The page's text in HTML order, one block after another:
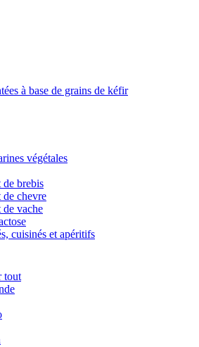
à base de grains de kéfir
végétales
de brebis
de chevre
de vache
cuisinés et apéritifs
tout